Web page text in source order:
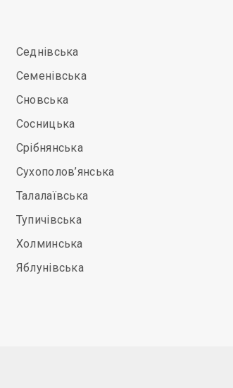
Седнівська
Семенівська
Сновська
Сосницька
Срібнянська
Сухополов’янська
Талалаївська
Тупичівська
Холминська
Яблунівська